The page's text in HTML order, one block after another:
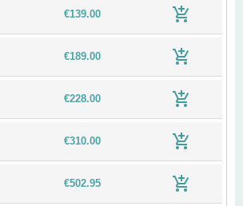
€139.00
€189.00
€228.00
€310.00
€502.95